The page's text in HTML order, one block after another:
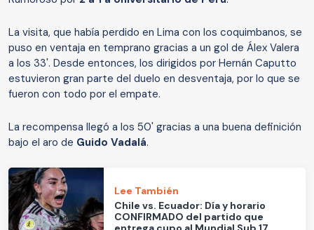
La visita, que había perdido en Lima con los coquimbanos, se
puso en ventaja en temprano gracias a un gol de Álex Valera
a los 33'. Desde entonces, los dirigidos por Hernán Caputto
estuvieron gran parte del duelo en desventaja, por lo que se
fueron con todo por el empate.
La recompensa llegó a los 50' gracias a una buena definición
bajo el aro de Guido Vadalá.
Lee También
Chile vs. Ecuador: Día y horario
CONFIRMADO del partido que